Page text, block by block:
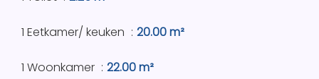
1 Eetkamer/ keuken 20.00 m²
1 Woonkamer 22.00 m²